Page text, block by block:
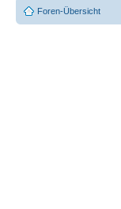
Foren-Übersicht